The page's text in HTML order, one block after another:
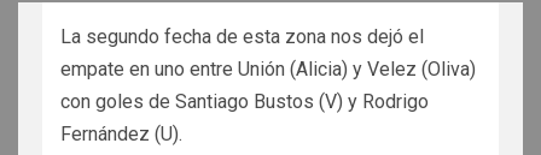
La segundo fecha de esta zona nos dejó el
empate en uno entre Unión (Alicia) y Velez (Oliva)
con goles de Santiago Bustos (V) y Rodrigo
Fernández (U).